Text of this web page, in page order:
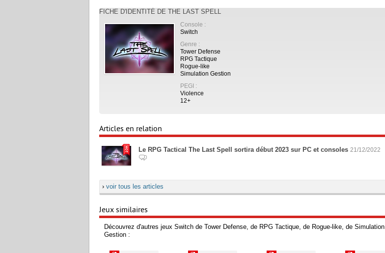
FICHE D'IDENTITÉ DE THE LAST SPELL
Console :
Switch
Genre :
Tower Defense
RPG Tactique
Rogue-like
Simulation Gestion
PEGI :
Violence
12+
Articles en relation
Le RPG Tactical The Last Spell sortira début 2023 sur PC et consoles 21/12/2022
› voir tous les articles
Jeux similaires
Découvrez d'autres jeux Switch de Tower Defense, de RPG Tactique, de Rogue-like, de Simulation
Gestion :